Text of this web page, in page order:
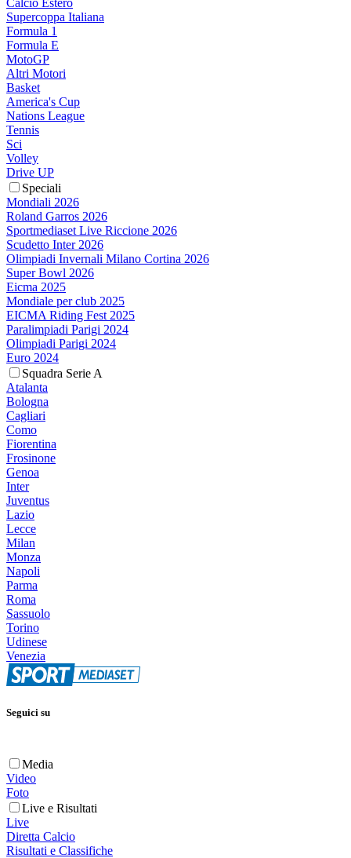
Calcio Estero
Supercoppa Italiana
Formula 1
Formula E
MotoGP
Altri Motori
Basket
America's Cup
Nations League
Tennis
Sci
Volley
Drive UP
Speciali
Mondiali 2026
Roland Garros 2026
Sportmediaset Live Riccione 2026
Scudetto Inter 2026
Olimpiadi Invernali Milano Cortina 2026
Super Bowl 2026
Eicma 2025
Mondiale per club 2025
EICMA Riding Fest 2025
Paralimpiadi Parigi 2024
Olimpiadi Parigi 2024
Euro 2024
Squadra Serie A
Atalanta
Bologna
Cagliari
Como
Fiorentina
Frosinone
Genoa
Inter
Juventus
Lazio
Lecce
Milan
Monza
Napoli
Parma
Roma
Sassuolo
Torino
Udinese
Venezia
Seguici su
Media
Video
Foto
Live e Risultati
Live
Diretta Calcio
Risultati e Classifiche